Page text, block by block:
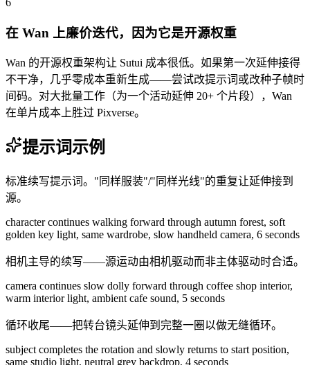
在 Wan 上廉价迭代，因为它是开源权重
Wan 的开源权重架构让 Sutui 成本很低。如果第一次延伸接得
不干净，几乎零成本重新生成——尝试改提示词或改种子帧时
间码。对大批量工作（为一个活动延伸 20+ 个片段），Wan
在单片成本上胜过 Pixverse。
提示词示例
标准续写提示词。"同样服装"/"同样光线"的重复让延伸接到
源。
character continues walking forward through autumn forest, soft
golden key light, same wardrobe, slow handheld camera, 6 seconds
相机主导的续写——源运动由相机驱动而非主体驱动时合适。
camera continues slow dolly forward through coffee shop interior,
warm interior light, ambient cafe sound, 5 seconds
循环收尾——把转台镜头延伸到完整一圈以做无缝循环。
subject completes the rotation and slowly returns to start position,
same studio light, neutral grey backdrop, 4 seconds